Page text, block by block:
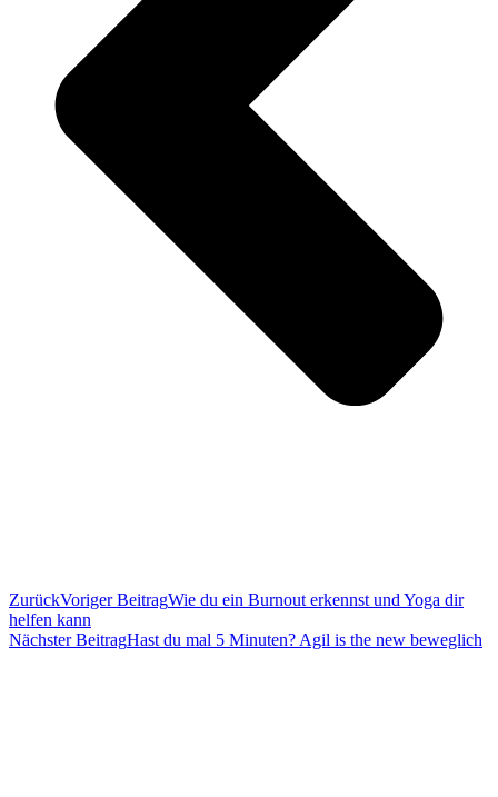
ZurückVoriger BeitragWie du ein Burnout erkennst und Yoga dir
helfen kann
Nächster BeitragHast du mal 5 Minuten? Agil is the new beweglich